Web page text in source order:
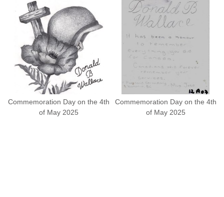
Commemoration Day on the 4th
of May 2025
Commemoration Day on the 4th
of May 2025